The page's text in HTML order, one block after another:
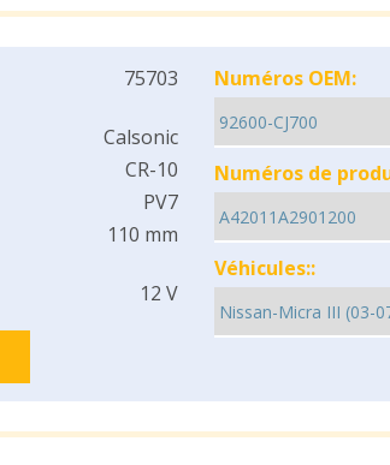
75703
Calsonic
CR-10
PV7
110 mm
12 V
Numéros OEM:
Numéros de
Véhicules::